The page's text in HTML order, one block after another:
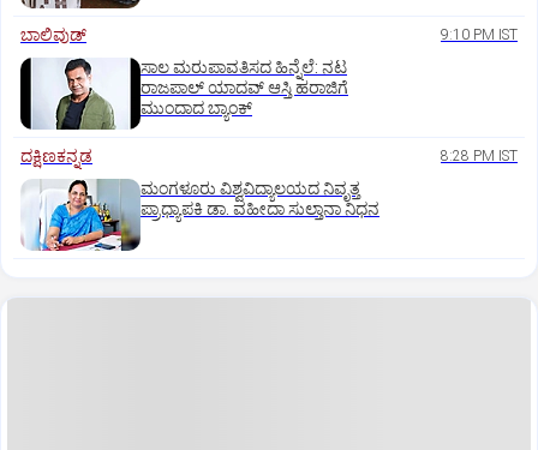
ಬಾಲಿವುಡ್‌ 9:10 PM IST
ಸಾಲ ಮರುಪಾವತಿಸದ ಹಿನ್ನೆಲೆ: ನಟ
ರಾಜಪಾಲ್ ಯಾದವ್‌ ಆಸ್ತಿ ಹರಾಜಿಗೆ
ಮುಂದಾದ ಬ್ಯಾಂಕ್
ದಕ್ಷಿಣಕನ್ನಡ 8:28 PM IST
ಮಂಗಳೂರು ವಿಶ್ವವಿದ್ಯಾಲಯದ ನಿವೃತ್ತ
ಪ್ರಾಧ್ಯಾಪಕಿ ಡಾ. ವಹೀದಾ ಸುಲ್ತಾನಾ ನಿಧನ